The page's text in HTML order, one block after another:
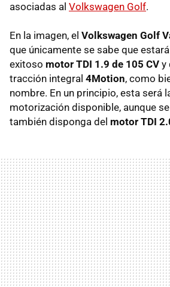
asociadas al Volkswagen Golf.
En la imagen, el Volkswagen Golf
que únicamente se sabe que
exitoso motor TDI 1.9 de 105 CV y
tracción integral 4Motion, como
nombre. En un principio, esta será
motorización disponible, aunque
también disponga del motor TDI